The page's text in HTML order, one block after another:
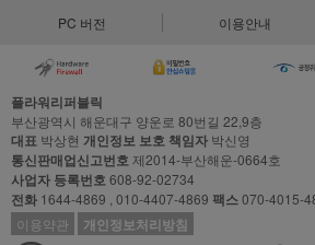
PC 버전 이용안내
플라워리퍼블릭
부산광역시 해운대구 양운로 80번길 22,9층
대표 박상현 개인정보 보호 책임자 박신영
통신판매업신고번호제2014-부산해운-0664호
사업자 등록번호608-92-02734
전화 1644-4869 , 010-4407-4869 팩스070-4015-
이용약관
개인정보처리방침